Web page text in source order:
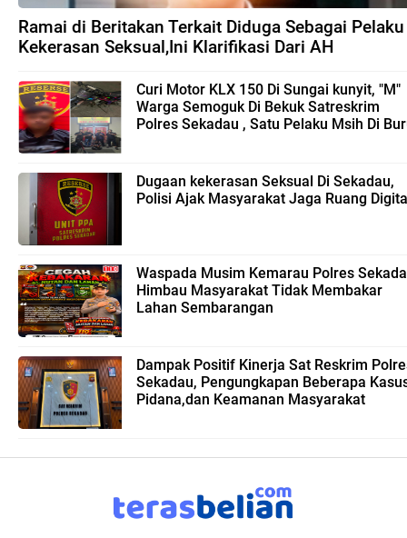
Ramai di Beritakan Terkait Diduga Sebagai Pelaku
Kekerasan Seksual,Ini Klarifikasi Dari AH
Curi Motor KLX 150 Di Sungai kunyit, "M"
Warga Semoguk Di Bekuk Satreskrim
Polres Sekadau , Satu Pelaku Msih Di
Dugaan kekerasan Seksual Di Sekadau,
Polisi Ajak Masyarakat Jaga Ruang
Waspada Musim Kemarau Polres
Himbau Masyarakat Tidak Membakar
Lahan Sembarangan
Dampak Positif Kinerja Sat Reskrim
Sekadau, Pengungkapan Beberapa
Pidana,dan Keamanan Masyarakat